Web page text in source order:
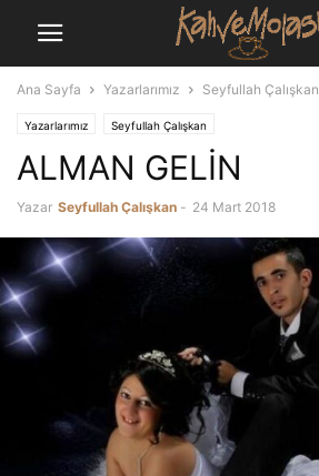
Ana Sayfa Yazarlarımız Seyfullah Çalışkan
Yazarlarımız Seyfullah Çalışkan
ALMAN GELİN
Yazar Seyfullah Çalışkan - 24 Mart 2018